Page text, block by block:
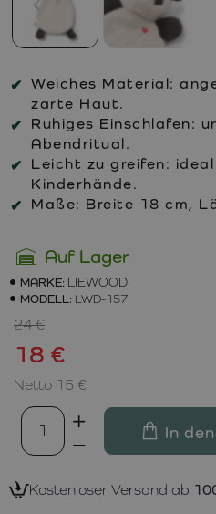
Weiches Material:
zarte Haut.
Ruhiges Einschlafen:
Abendritual.
Leicht zu greifen:
Kinderhände.
Maße: Breite 18 cm,
Auf Lager
MARKE: LIEWOOD
MODELL: LWD-157
18 €
24 €
Netto 15 €
In
Kostenloser Versand ab